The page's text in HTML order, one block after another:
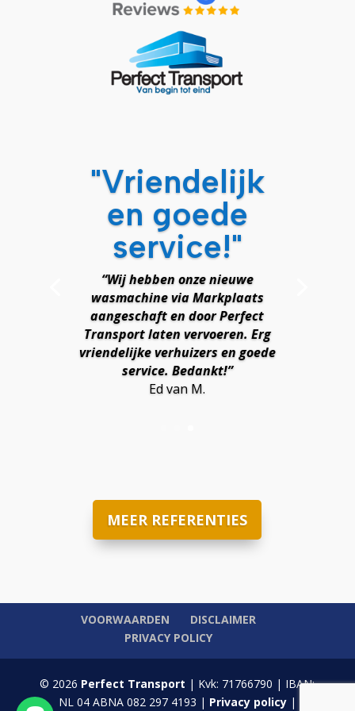
"Vriendelijk
en goede
service!"
“Wij hebben onze nieuwe
wasmachine via Markplaats
aangeschaft en door Perfect
Transport laten vervoeren. Erg
vriendelijke verhuizers en goede
service. Bedankt!”
Ed van M.
MEER REFERENTIES
VOORWAARDEN
DISCLAIMER
PRIVACY POLICY
© 2026 Perfect Transport | Kvk: 71766790 | IBAN:
NL 04 ABNA 082 297 4193 | Privacy policy|